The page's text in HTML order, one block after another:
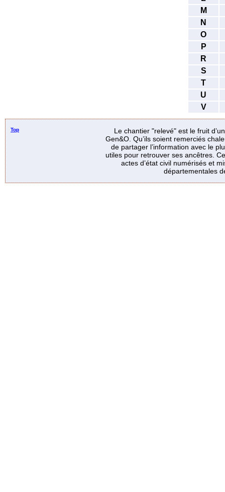
M
N
O
P
R
S
T
U
V
Top
Le chantier "relevé" est le fruit
Gen&O. Qu’ils soient remerciés
de partager l’information avec le
utiles pour retrouver ses ancêtres.
actes d’état civil numérisés et
départementales